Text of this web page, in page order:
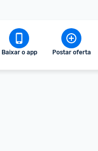
Baixar o app Postar oferta